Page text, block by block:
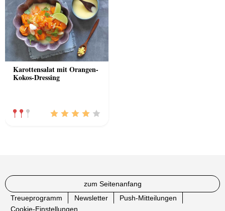
Karottensalat mit Orangen-
Kokos-Dressing
zum Seitenanfang
Treueprogramm
Newsletter
Push-Mitteilungen
Cookie-Einstellungen